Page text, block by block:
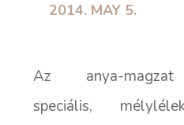
2014. MAY 5.
Az anya-magzat
speciális,